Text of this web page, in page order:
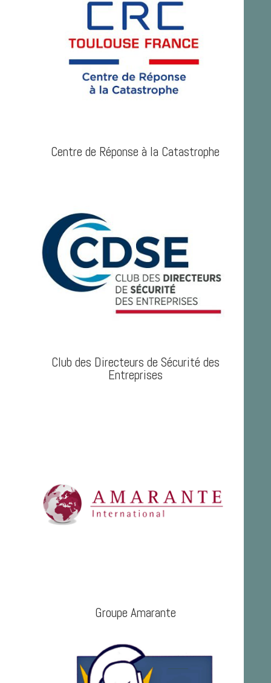
Centre de Réponse à la Catastrophe
Club des Directeurs de Sécurité des
Entreprises
Groupe Amarante